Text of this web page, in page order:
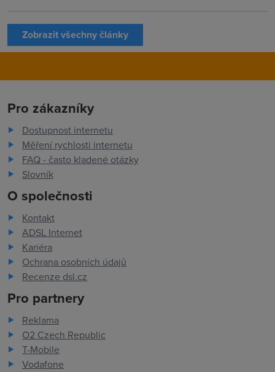
Zobrazit všechny články
Pro zákazníky
Dostupnost internetu
Měření rychlosti internetu
FAQ - často kladené otázky
Slovník
O společnosti
Kontakt
ADSL Internet
Kariéra
Ochrana osobních údajů
Recenze dsl.cz
Pro partnery
Reklama
O2 Czech Republic
T-Mobile
Vodafone